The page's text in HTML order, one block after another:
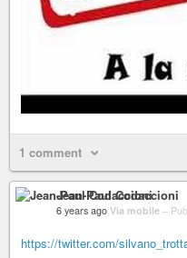
1 comment
Jean-Paul Codaccioni
6 years ago Via mobile –
https://twitter.com/